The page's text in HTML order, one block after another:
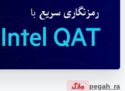
pegah_ra وبلاگ